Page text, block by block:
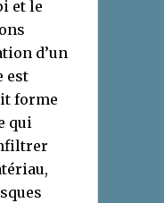
et le
d’un
est
forme
qui